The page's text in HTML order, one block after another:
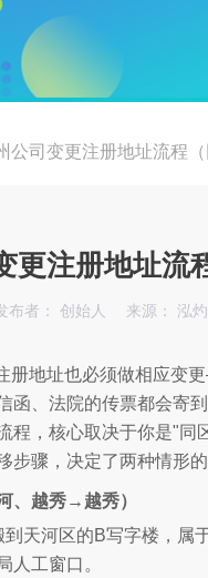
公司变更注册地址流程（
更注册地址流
布者： 创始人 来源： 泓灼
册地址也必须做相应变
函、法院的传票都会寄
程，核心取决于你是"
骤，决定了两种情形
、越秀→越秀）
天河区的B写字楼，属
人工窗口。